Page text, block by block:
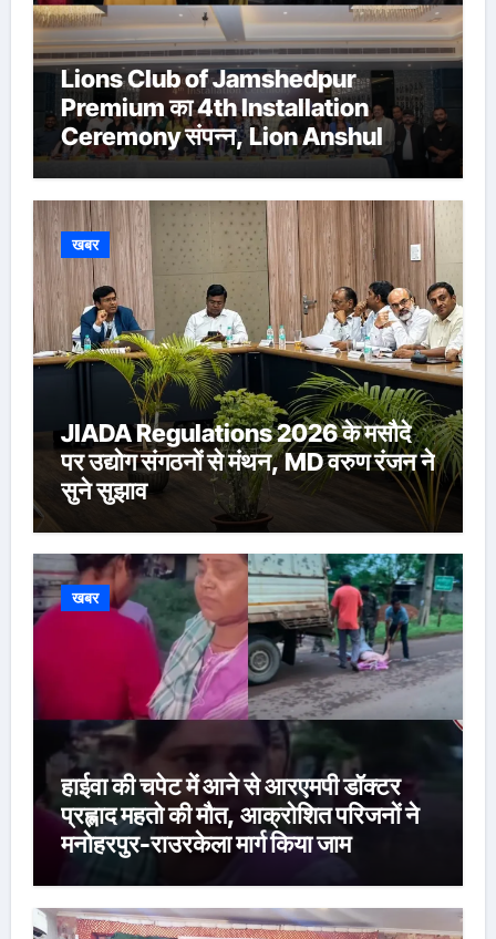
Lions Club of Jamshedpur
Premium का 4th Installation
Ceremony संपन्न, Lion Anshul
Ringasia ने संभाला अध्यक्ष पद
खबर
JIADA Regulations 2026 के मसौदे
पर उद्योग संगठनों से मंथन, MD वरुण रंजन ने
सुने सुझाव
खबर
हाईवा की चपेट में आने से आरएमपी डॉक्टर
प्रह्लाद महतो की मौत, आक्रोशित परिजनों ने
मनोहरपुर-राउरकेला मार्ग किया जाम